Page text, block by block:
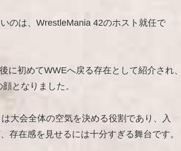
のは、WrestleMania 42のホスト就任で
初めてWWEへ戻る存在として紹介され、
となりました。
大会全体の空気を決める役割であり、入
存在感を見せるには十分すぎる舞台です。